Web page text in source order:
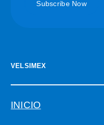
VELSIMEX
INICIO